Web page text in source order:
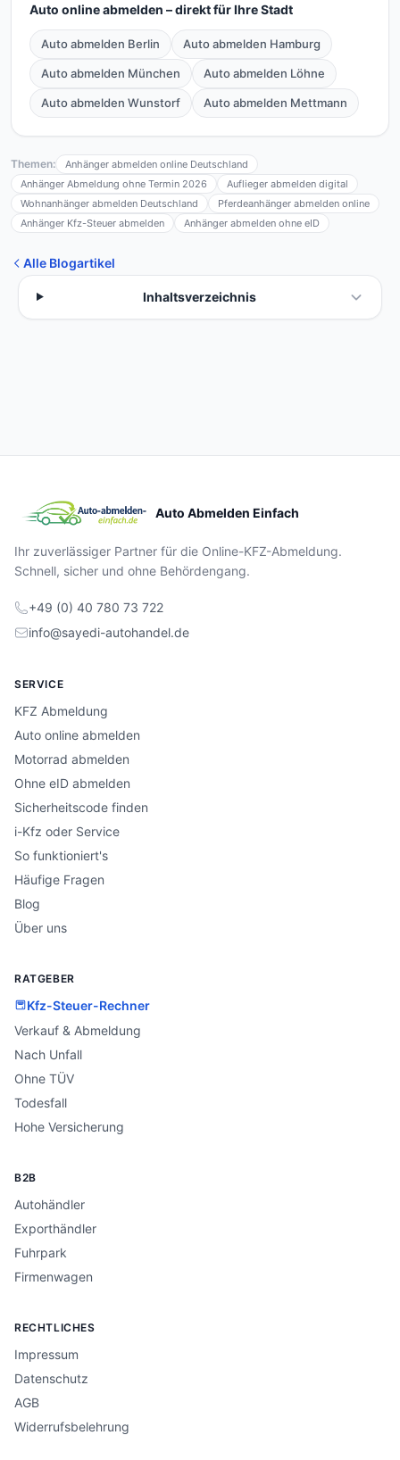
Auto online abmelden – direkt für Ihre Stadt
Auto abmelden Berlin Auto abmelden Hamburg
Auto abmelden München Auto abmelden Löhne
Auto abmelden Wunstorf Auto abmelden Mettmann
Themen:
Anhänger abmelden online Deutschland
Anhänger Abmeldung ohne Termin 2026
Auflieger abmelden digital
Wohnanhänger abmelden Deutschland
Pferdeanhänger abmelden online
Anhänger Kfz-Steuer abmelden
Anhänger abmelden ohne eID
Alle Blogartikel
Inhaltsverzeichnis
Auto Abmelden Einfach
Ihr zuverlässiger Partner für die Online-KFZ-Abmeldung.
Schnell, sicher und ohne Behördengang.
+49 (0) 40 780 73 722
info@sayedi-autohandel.de
SERVICE
KFZ Abmeldung
Auto online abmelden
Motorrad abmelden
Ohne eID abmelden
Sicherheitscode finden
i-Kfz oder Service
So funktioniert's
Häufige Fragen
Blog
Über uns
RATGEBER
Kfz-Steuer-Rechner
Verkauf & Abmeldung
Nach Unfall
Ohne TÜV
Todesfall
Hohe Versicherung
B2B
Autohändler
Exporthändler
Fuhrpark
Firmenwagen
RECHTLICHES
Impressum
Datenschutz
AGB
Widerrufsbelehrung